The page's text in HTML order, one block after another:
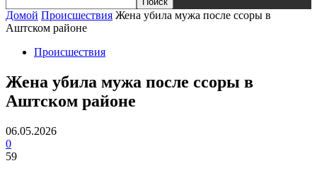
Домой Происшествия Жена убила мужа после ссоры в
Аштском районе
Происшествия
Жена убила мужа после ссоры в
Аштском районе
06.05.2026
0
59